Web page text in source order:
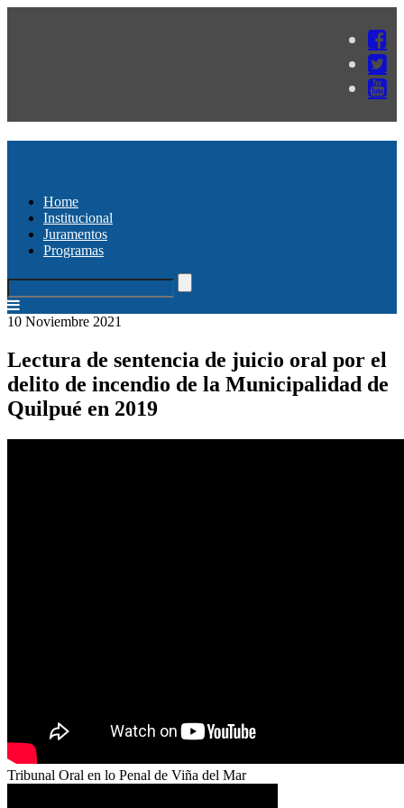
Home
Institucional
Juramentos
Programas
10 Noviembre 2021
Lectura de sentencia de juicio oral por el
delito de incendio de la Municipalidad de
Quilpué en 2019
Tribunal Oral en lo Penal de Viña del Mar